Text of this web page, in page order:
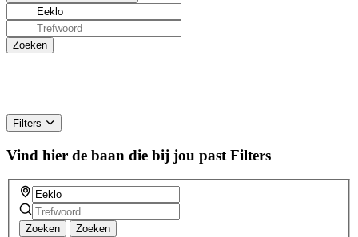
Filters
Vind hier de baan die bij jou past Filters
Zoeken Zoeken